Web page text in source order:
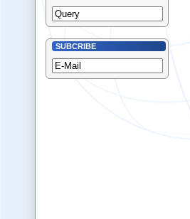
SUBCRIBE